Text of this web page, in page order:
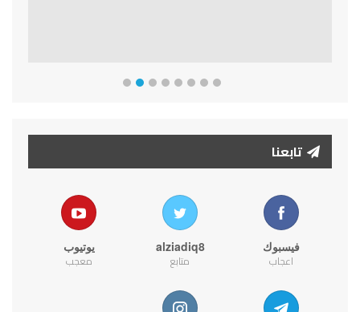
تابعنا
فيسبوك
اعجاب
alziadiq8
متابع
يوتيوب
معجب